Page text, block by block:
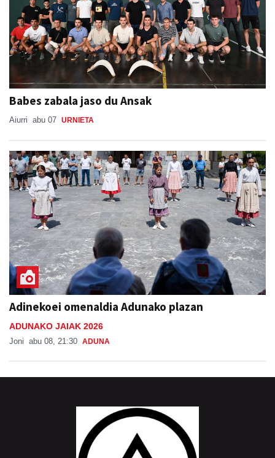
Babes zabala jaso du Ansak
Aiurri abu 07 URNIETA
Adinekoei omenaldia Adunako plazan
ADUNAKO JAIAK 2026
Joni abu 08, 21:30 ADUNA